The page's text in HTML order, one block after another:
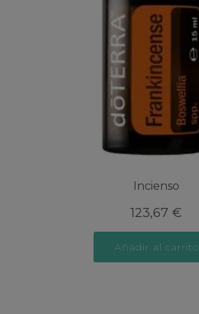
Incienso
123,67 €
Añadir al carrito